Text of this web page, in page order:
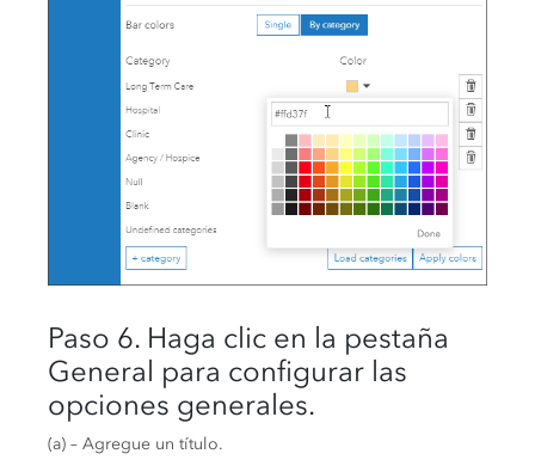
Paso 6. Haga clic en la pestaña
General para configurar las
opciones generales.
(a) – Agregue un título.